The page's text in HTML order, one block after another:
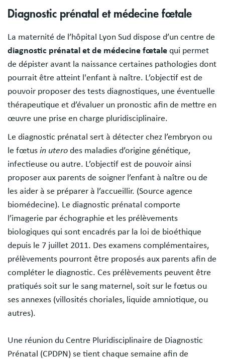
Diagnostic prénatal et médecine fœtale
La maternité de l’hôpital Lyon Sud dispose d’un centre de
diagnostic prénatal et de médecine fœtale qui permet
de dépister avant la naissance certaines pathologies dont
pourrait être atteint l'enfant à naître. L’objectif est de
pouvoir proposer des tests diagnostiques, une éventuelle
thérapeutique et d’évaluer un pronostic afin de mettre en
œuvre une prise en charge pluridisciplinaire.
Le diagnostic prénatal sert à détecter chez l’embryon ou
le fœtus in utero des maladies d’origine génétique,
infectieuse ou autre. L’objectif est de pouvoir ainsi
proposer aux parents de soigner l’enfant à naître ou de
les aider à se préparer à l’accueillir. (Source agence
biomédecine). Le diagnostic prénatal comporte
l’imagerie par échographie et les prélèvements
biologiques qui sont encadrés par la loi de bioéthique
depuis le 7 juillet 2011. Des examens complémentaires,
prélèvements pourront être proposés aux parents afin de
compléter le diagnostic. Ces prélèvements peuvent être
pratiqués soit sur le sang maternel, soit sur le fœtus ou
ses annexes (villosités choriales, liquide amniotique, ou
autres).
Une réunion du Centre Pluridisciplinaire de Diagnostic
Prénatal (CPDPN) se tient chaque semaine afin de